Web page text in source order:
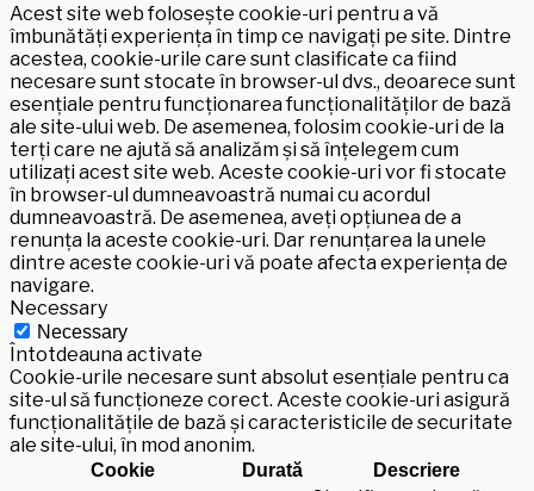
Acest site web folosește cookie-uri pentru a vă
îmbunătăți experiența în timp ce navigați pe site. Dintre
acestea, cookie-urile care sunt clasificate ca fiind
necesare sunt stocate în browser-ul dvs., deoarece sunt
esențiale pentru funcționarea funcționalităților de bază
ale site-ului web. De asemenea, folosim cookie-uri de la
terți care ne ajută să analizăm și să înțelegem cum
utilizați acest site web. Aceste cookie-uri vor fi stocate
în browser-ul dumneavoastră numai cu acordul
dumneavoastră. De asemenea, aveți opțiunea de a
renunța la aceste cookie-uri. Dar renunțarea la unele
dintre aceste cookie-uri vă poate afecta experiența de
navigare.
Necessary
Necessary
Întotdeauna activate
Cookie-urile necesare sunt absolut esențiale pentru ca
site-ul să funcționeze corect. Aceste cookie-uri asigură
funcționalitățile de bază și caracteristicile de securitate
ale site-ului, în mod anonim.
Cookie Durată Descriere